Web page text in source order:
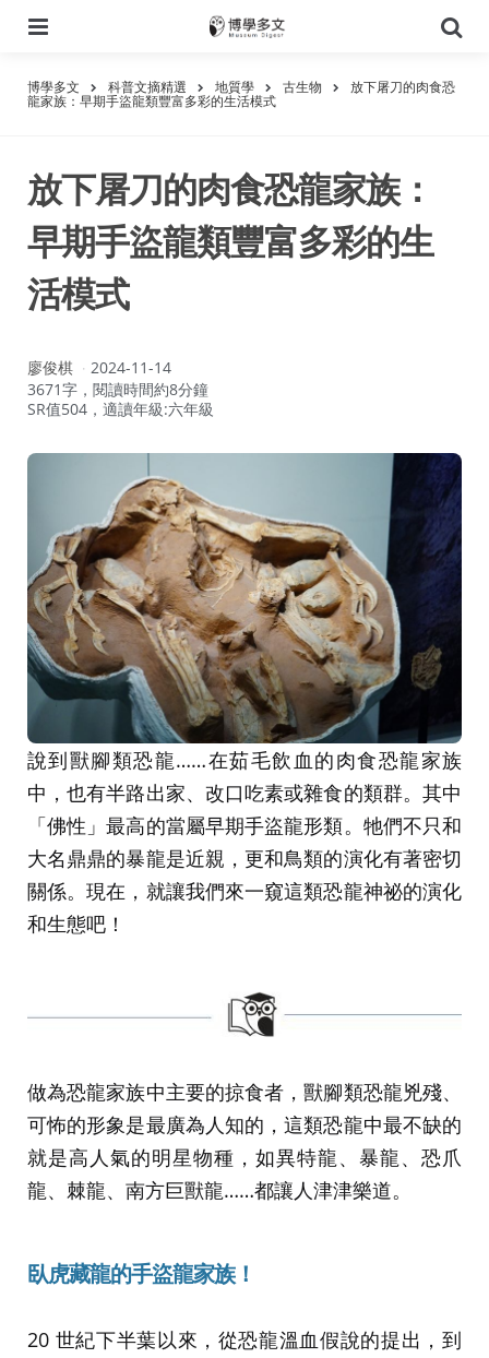
尋
博學多文 科普文摘精選 地質學 古生物 放下屠刀的肉食恐
龍家族：早期手盜龍類豐富多彩的生活模式
放下屠刀的肉食恐龍家族：
早期手盜龍類豐富多彩的生
活模式
作
者：
廖俊棋
2024-11-14
3671字，閱讀時間約8分鐘
SR值504，適讀年級:六年級
說到獸腳類恐龍……在茹毛飲血的肉食恐龍家族
中，也有半路出家、改口吃素或雜食的類群。其中
「佛性」最高的當屬早期手盜龍形類。牠們不只和
大名鼎鼎的暴龍是近親，更和鳥類的演化有著密切
關係。現在，就讓我們來一窺這類恐龍神祕的演化
和生態吧！
做為恐龍家族中主要的掠食者，獸腳類恐龍兇殘、
可怖的形象是最廣為人知的，這類恐龍中最不缺的
就是高人氣的明星物種，如異特龍、暴龍、恐爪
龍、棘龍、南方巨獸龍……都讓人津津樂道。
臥虎藏龍的手盜龍家族！
20 世紀下半葉以來，從恐龍溫血假說的提出，到